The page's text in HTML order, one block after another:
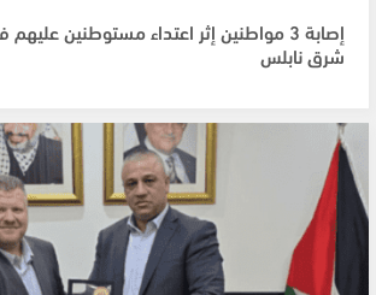
إصابة 3 مواطنين إثر اعتداء مستوطنين
شرق نابلس